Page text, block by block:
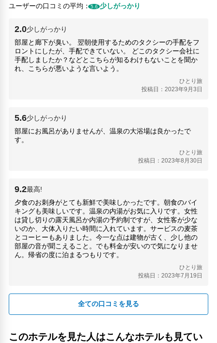
大分岡病院(400m)
大分銀行ドーム(4.72km)
平和市民公園(4.4km)
人気スポット
アミュプラザおおいた(7.14km)
大分府内城跡(6.66km)
大分マリーンパレス水族館 うみたまご(13.91km)
大分県立美術館(7.58km)
高崎山自然動物園(14.31km)
ユーザーの口コミの平均：5.6 少しがっかり
2.0少しがっかり
部屋と廊下が臭い。 翌朝使用するためのタクシーの手配をフ
ロントにしたが、手配できていない。 どこのタクシー会社に
手配しましたか？などとこちらが知るわけもないことを聞か
れ、こちらが悪いような言いよう。
ひとり旅
投稿日：2023年9月3日
5.6少しがっかり
部屋にお風呂がありませんが、温泉の大浴場は良かったで
す。
ひとり旅
投稿日：2023年8月30日
9.2最高!
夕食のお刺身がとても新鮮で美味しかったです。朝食のバイ
キングも美味しいです。温泉の内湯がお気に入りです。女性
は貸し切りの露天風呂か内湯の予約制ですが、女性客が少な
いのか、大体入りたい時間に入れています。サービスの麦茶
とコーヒーもありました。今一な点は建物が古く、少し他の
部屋の音が聞こえること。でも料金が安いので気になりませ
ん。帰省の度に泊まるつもりです。
ひとり旅
投稿日：2023年7月19日
全ての口コミを見る
このホテルを見た人はこんなホテルも見てい